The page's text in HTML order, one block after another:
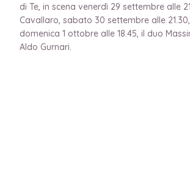
di Te, in scena venerdì 29 settembre alle
Cavallaro, sabato 30 settembre alle
domenica 1 ottobre alle 18.45, il duo
Aldo Gurnari.